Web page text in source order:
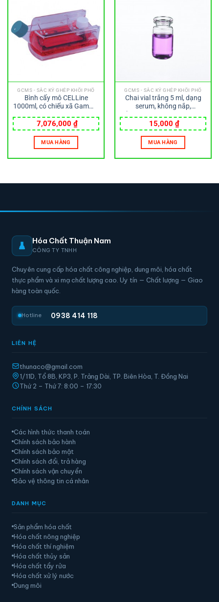
GCMS - SẮC KÝ GHÉP KHỐI PHỔ
Bình cấy mô CELLine
1000ml, có chiếu xã Gamma
7,076,000 ₫
MUA HÀNG
GCMS - SẮC KÝ GHÉP KHỐI PHỔ
Chai vial trắng 5 ml, dạng
serum, không nắp,
Wheaton
15,000 ₫
MUA HÀNG
Hóa Chất Thuận Nam
CÔNG TY TNHH
Chuyên cung cấp hóa chất công nghiệp, dung môi, hóa chất
thực phẩm và xi mạ chất lượng cao. Uy tín — Chất lượng — Giao
hàng toàn quốc.
Hotline 0938 414 118
LIÊN HỆ
thunaco@gmail.com
1/11D, Tổ 8B, KP3, P. Trảng Dài, TP. Biên Hòa, T. Đồng Nai
Thứ 2 – Thứ 7: 8:00 – 17:30
CHÍNH SÁCH
Các hình thức thanh toán
Chính sách bảo hành
Chính sách bảo mật
Chính sách đổi, trả hàng
Chính sách vận chuyển
Bảo vệ thông tin cá nhân
DANH MỤC
Sản phẩm hóa chất
Hóa chất nông nghiệp
Hóa chất thí nghiệm
Hóa chất thủy sản
Hóa chất tẩy rửa
Hóa chất xử lý nước
Dung môi